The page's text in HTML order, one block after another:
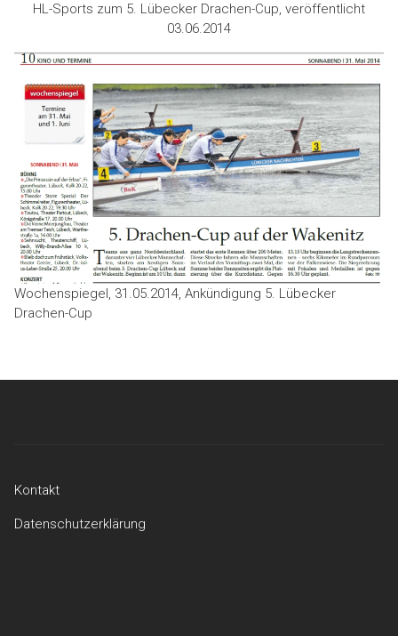
HL-Sports zum 5. Lübecker Drachen-Cup, veröffentlicht
03.06.2014
Wochenspiegel, 31.05.2014, Ankündigung 5. Lübecker
Drachen-Cup
Kontakt
Datenschutzerklärung